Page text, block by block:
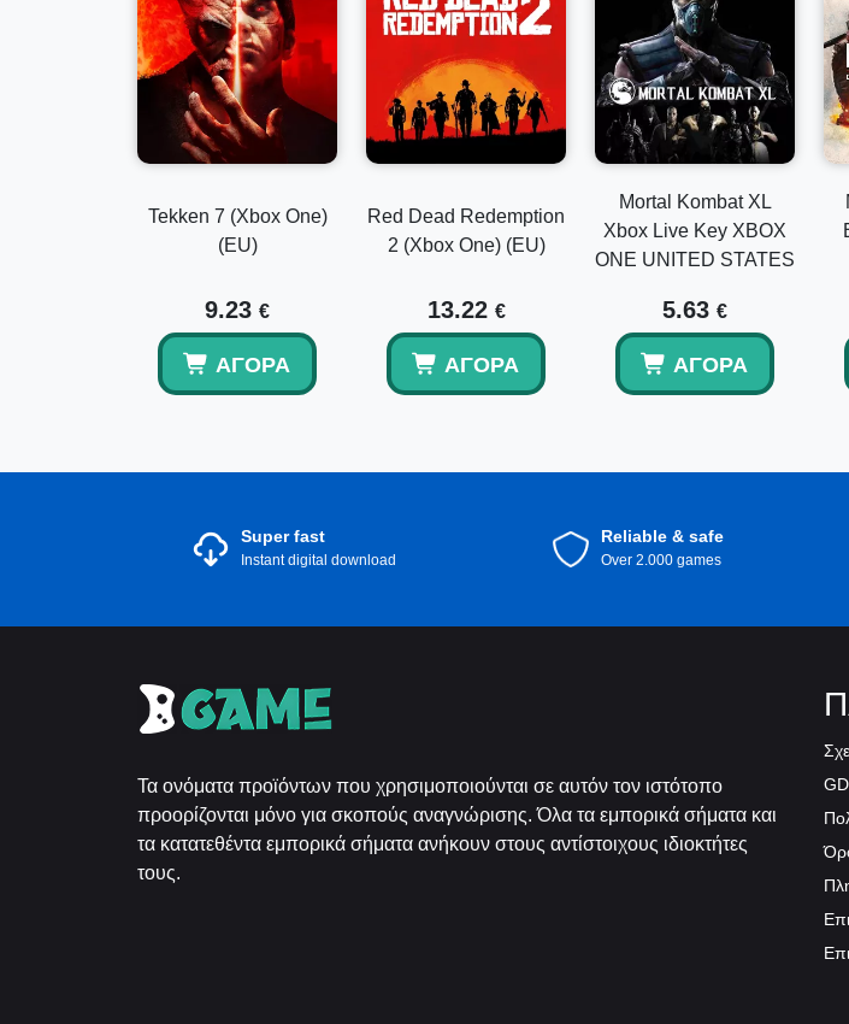
Tekken 7 (Xbox One)
(EU)
9.23 €
ΑΓΟΡΆ
Red Dead Redemption
2 (Xbox One) (EU)
13.22 €
ΑΓΟΡΆ
Mortal Kombat XL
Xbox Live Key XBOX
ONE UNITED STATES
5.63 €
ΑΓΟΡΆ
Super fast
Instant digital download
Reliable & safe
Over 2.000 games
Τα ονόματα προϊόντων που χρησιμοποιούνται σε αυτόν τον ιστότοπο
προορίζονται μόνο για σκοπούς αναγνώρισης. Όλα τα εμπορικά σήματα και
τα κατατεθέντα εμπορικά σήματα ανήκουν στους αντίστοιχους ιδιοκτήτες
τους.